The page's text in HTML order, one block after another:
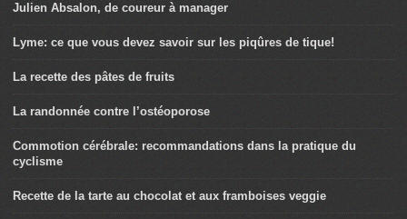
Julien Absalon, de coureur à manager
Lyme: ce que vous devez savoir sur les piqûres de tique!
La recette des pâtes de fruits
La randonnée contre l’ostéoporose
Commotion cérébrale: recommandations dans la pratique du
cyclisme
Recette de la tarte au chocolat et aux framboises veggie